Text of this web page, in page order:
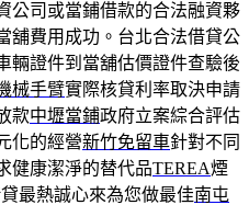
公司或當鋪借款的合法融資夥
舖費用成功。台北合法借貸公
輛證件到當舖估價證件查驗後
械手臂實際核貸利率取決申請
款中壢當鋪政府立案綜合評估
化的經營新竹免留車針對不同
健康潔淨的替代品TEREA煙
最熱誠心來為您做最佳南屯